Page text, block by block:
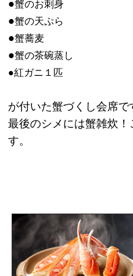
●蟹のお刺身
●蟹の天ぷら
●蟹蕎麦
●蟹の茶碗蒸し
●紅ガニ１匹
が付いた蟹づくし会席で
最後のシメには蟹雑炊
す。